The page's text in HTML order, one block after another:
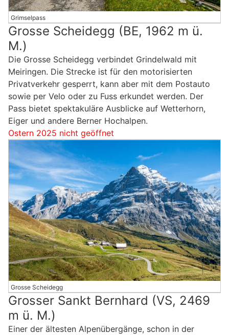
Grimselpass
Grosse Scheidegg (BE, 1962 m ü.
M.)
Die Grosse Scheidegg verbindet Grindelwald mit
Meiringen. Die Strecke ist für den motorisierten
Privatverkehr gesperrt, kann aber mit dem Postauto
sowie per Velo oder zu Fuss erkundet werden. Der
Pass bietet spektakuläre Ausblicke auf Wetterhorn,
Eiger und andere Berner Hochalpen.
Ostern 2025 nicht geöffnet
Grosse Scheidegg
Grosser Sankt Bernhard (VS, 2469
m ü. M.)
Einer der ältesten Alpenübergänge, schon in der